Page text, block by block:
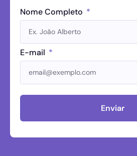
Nome Completo
E-mail
Enviar